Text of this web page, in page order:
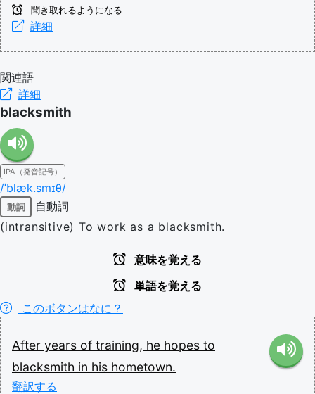
聞き取れるようになる
詳細
関連語
詳細
blacksmith
IPA（発音記号）
/ˈblæk.smɪθ/
動詞
自動詞
(intransitive) To work as a blacksmith.
意味を覚える
単語を覚える
このボタンはなに？
After years of training, he hopes to
blacksmith in his hometown.
翻訳する